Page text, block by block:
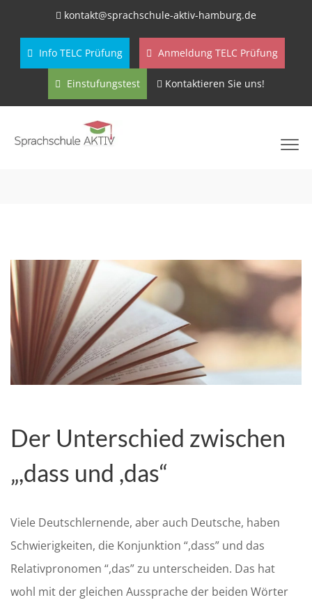
kontakt@sprachschule-aktiv-hamburg.de
Info TELC Prüfung Anmeldung TELC Prüfung
Einstufungstest Kontaktieren Sie uns!
Der Unterschied zwischen
„,dass und ,das“
Viele Deutschlernende, aber auch Deutsche, haben
Schwierigkeiten, die Konjunktion “,dass” und das
Relativpronomen “,das”zu unterscheiden. Das hat
wohl mit der gleichen Aussprache der beiden Wörter